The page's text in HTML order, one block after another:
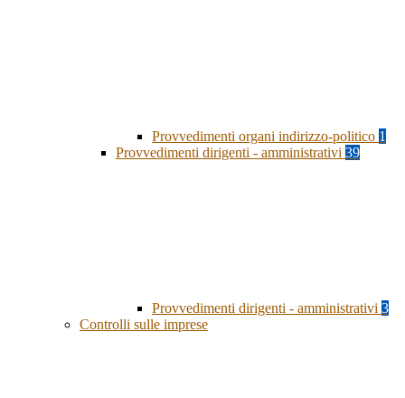
Provvedimenti organi indirizzo-politico 1
Provvedimenti dirigenti - amministrativi 39
Provvedimenti dirigenti - amministrativi 3
Controlli sulle imprese